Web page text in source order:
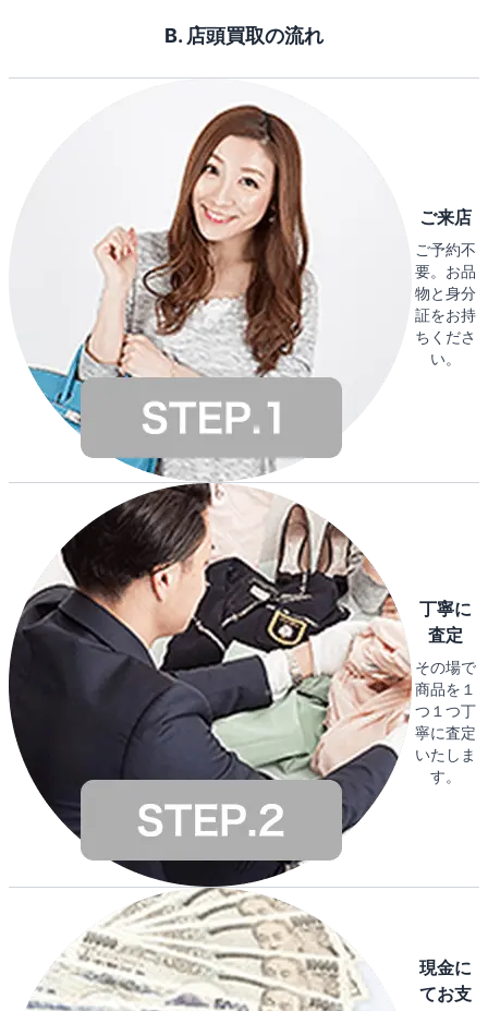
B. 店頭買取の流れ
ご来店
ご予約不
要。お品
物と身分
証をお持
ちくださ
い。
丁寧に
査定
その場で
商品を１
つ１つ丁
寧に査定
いたしま
す。
現金に
てお支